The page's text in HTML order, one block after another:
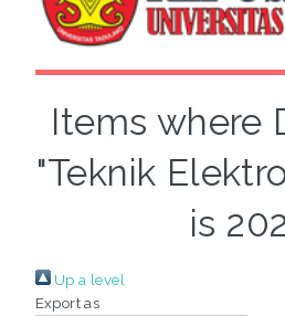
Items where
"Teknik
is
Up a level
Export as